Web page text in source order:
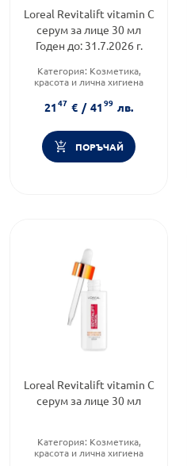
Loreal Revitalift vitamin C
серум за лице 30 мл
Годен до: 31.7.2026 г.
Категория: Козметика,
красота и лична хигиена
козметика
Форма на продукта:флуид
2147 € / 4199 лв.
ПОРЪЧАЙ
Loreal Revitalift vitamin C
серум за лице 30 мл
Категория: Козметика,
красота и лична хигиена